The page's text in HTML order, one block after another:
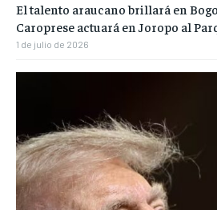
El talento araucano brillará en
Caroprese actuará en Joropo al
1 de julio de 2026